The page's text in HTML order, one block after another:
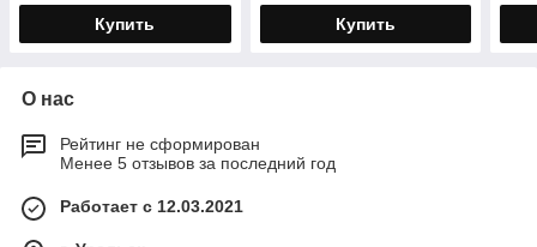
Купить Купить
О нас
Рейтинг не сформирован
Менее 5 отзывов за последний год
Работает с 12.03.2021